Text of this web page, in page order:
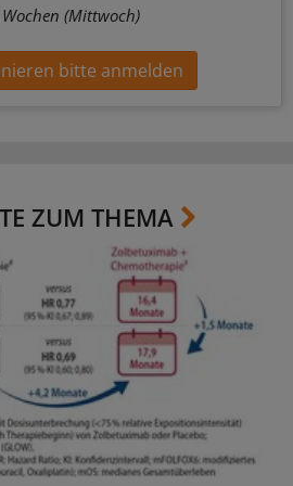
(Mittwoch)
bitte anmelden
ZUM THEMA